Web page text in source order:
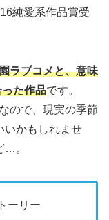
純愛系作品賞受
ラブコメと、意味
た作品です。
ので、現実の季節
いかもしれませ
…。
ーリー